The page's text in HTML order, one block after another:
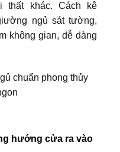
thất khác. Cách kê
ngủ sát tường,
không gian, dễ dàng
hướng cửa ra vào